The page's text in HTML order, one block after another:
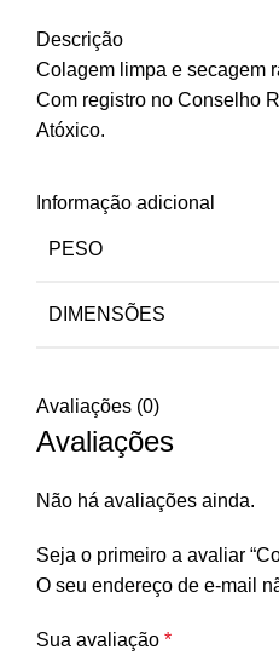
Descrição
Colagem limpa e secagem
Com registro no Conselho
Atóxico.
Informação adicional
PESO
DIMENSÕES
Avaliações (0)
Avaliações
Não há avaliações ainda.
Seja o primeiro a avaliar
O seu endereço de e-mail
Sua avaliação *